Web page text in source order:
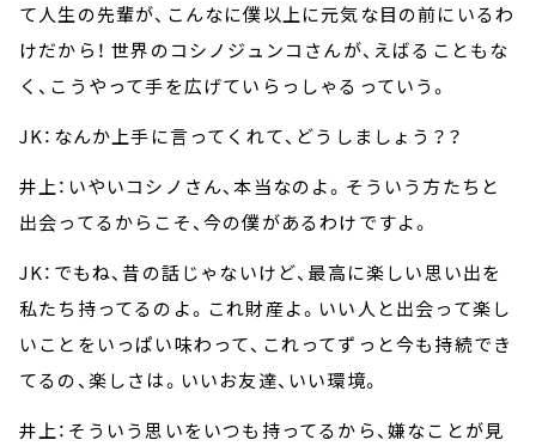
て人生の先輩が、こんなに僕以上に元気な目の前にいるわ
けだから！ 世界のコシノジュンコさんが、えばることもな
く、こうやって手を広げていらっしゃるっていう。
JK：なんか上手に言ってくれて、どうしましょう？？
井上：いやいコシノさん、本当なのよ。そういう方たちと
出会ってるからこそ、今の僕があるわけですよ。
JK：でもね、昔の話じゃないけど、最高に楽しい思い出を
私たち持ってるのよ。これ財産よ。いい人と出会って楽し
いことをいっぱい味わって、これってずっと今も持続でき
てるの、楽しさは。いいお友達、いい環境。
井上：そういう思いをいつも持ってるから、嫌なことが見